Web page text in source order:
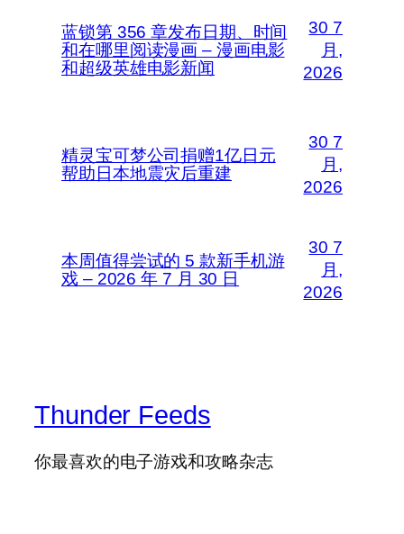
蓝锁第 356 章发布日期、时间
和在哪里阅读漫画 – 漫画电影
和超级英雄电影新闻
30 7
月,
2026
精灵宝可梦公司捐赠1亿日元
帮助日本地震灾后重建
30 7
月,
2026
本周值得尝试的 5 款新手机游
戏 – 2026 年 7 月 30 日
30 7
月,
2026
Thunder Feeds
你最喜欢的电子游戏和攻略杂志